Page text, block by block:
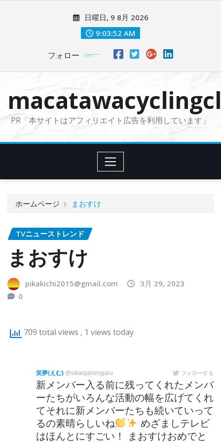
に
日曜日, 9 8月 2026
9:03:53 AM
フォロー
PR「本サイトはアフィリエイト広告を利用しています」
ホームページ まおすけ
TVニューストレンド
まおすけ
pikakichi2015@gmail.com
3月 29, 2023
0
709 total views , 1 views today
笑夢(えむ) @sikaigahirogaru フォローする
新メンバー入る前に残ってくれたメンバ
ーたちがいろんな活動の幅を広げてくれ
てそれに新メンバーたちも続いていって
るの素晴らしいね
めざましテレビ
はほんとにすごい！ まおすけおめでと